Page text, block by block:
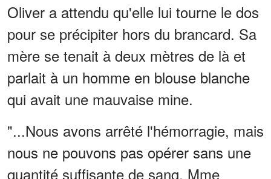
Oliver a attendu qu'elle lui tourne le dos
pour se précipiter hors du brancard. Sa
mère se tenait à deux mètres de là et
parlait à un homme en blouse blanche
qui avait une mauvaise mine.
"...Nous avons arrêté l'hémorragie, mais
nous ne pouvons pas opérer sans une
quantité suffisante de sang, Mme